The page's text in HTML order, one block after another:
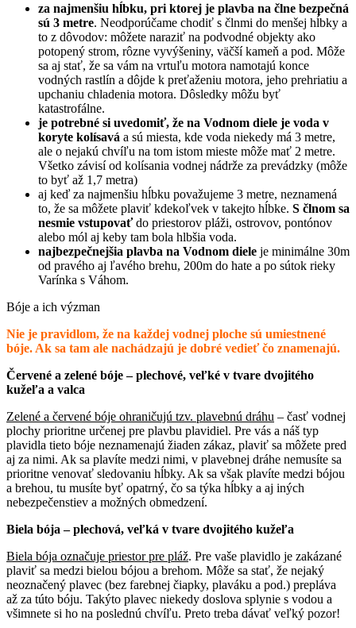
za najmenšiu hĺbku, pri ktorej je plavba na člne bezpečná
sú 3 metre. Neodporúčame chodiť s člnmi do menšej hĺbky a
to z dôvodov: môžete naraziť na podvodné objekty ako
potopený strom, rôzne vyvýšeniny, väčší kameň a pod. Môže
sa aj stať, že sa vám na vrtuľu motora namotajú konce
vodných rastlín a dôjde k preťaženiu motora, jeho prehriatiu a
upchaniu chladenia motora. Dôsledky môžu byť
katastrofálne.
je potrebné si uvedomiť, že na Vodnom diele je voda v
koryte kolísavá a sú miesta, kde voda niekedy má 3 metre,
ale o nejakú chvíľu na tom istom mieste môže mať 2 metre.
Všetko závisí od kolísania vodnej nádrže za prevádzky (môže
to byť až 1,7 metra)
aj keď za najmenšiu hĺbku považujeme 3 metre, neznamená
to, že sa môžete plaviť kdekoľvek v takejto hĺbke. S člnom sa
nesmie vstupovaťdo priestorov pláži, ostrovov, pontónov
alebo mól aj keby tam bola hlbšia voda.
najbezpečnejšia plavba na Vodnom diele je minimálne 30m
od pravého aj ľavého brehu, 200m do hate a po sútok rieky
Varínka s Váhom.
Bóje a ich výzman
Nie je pravidlom, že na každej vodnej ploche sú umiestnené
bóje. Ak sa tam ale nachádzajú je dobré vedieť čo znamenajú.
Červené a zelené bóje – plechové, veľké v tvare dvojitého
kužeľa a valca
Zelené a červené bóje ohraničujú tzv. plavebnú dráhu – časť vodnej
plochy prioritne určenej pre plavbu plavidiel. Pre vás a náš typ
plavidla tieto bóje neznamenajú žiaden zákaz, plaviť sa môžete pred
aj za nimi. Ak sa plavíte medzi nimi, v plavebnej dráhe nemusíte sa
prioritne venovať sledovaniu hĺbky. Ak sa však plavíte medzi bójou
a brehou, tu musíte byť opatrný, čo sa týka hĺbky a aj iných
nebezpečenstiev a možných obmedzení.
Biela bója – plechová, veľká v tvare dvojitého kužeľa
Biela bója označuje priestor pre pláž. Pre vaše plavidlo je zakázané
plaviť sa medzi bielou bójou a brehom. Môže sa stať, že nejaký
neoznačený plavec (bez farebnej čiapky, plaváku a pod.) prepláva
až za túto bóju. Takýto plavec niekedy doslova splynie s vodou a
všimnete si ho na poslednú chvíľu. Preto treba dávať veľký pozor!